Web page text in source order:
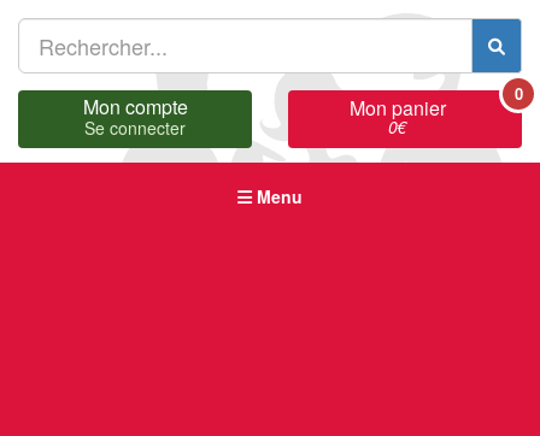
Mon compte
Se connecter
Mon panier
0€
0
Menu